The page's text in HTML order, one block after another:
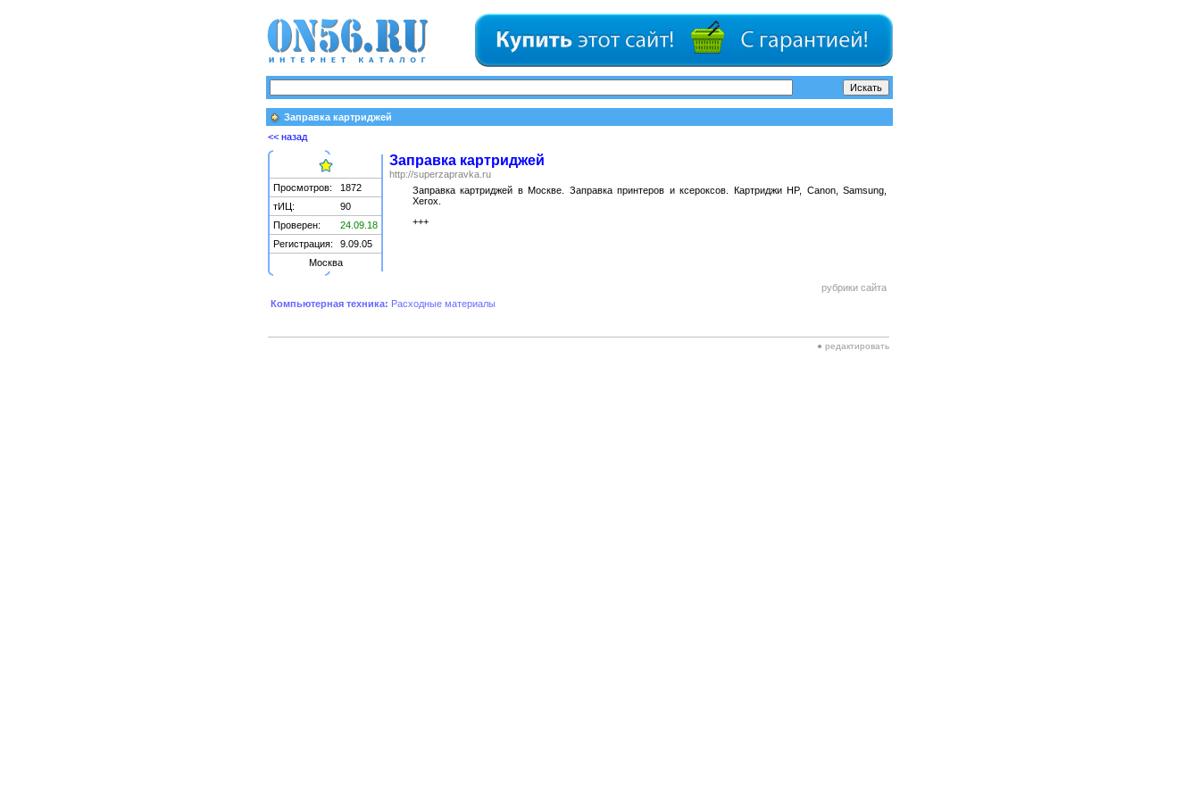
Заправка картриджей
<< назад
Просмотров:
1872
тИЦ:
90
Проверен:
24.09.18
Регистрация:
9.09.05
Москва
Заправка картриджей
http://superzapravka.ru
Заправка картриджей в Москве. Заправка принтеров и ксероксов. Картриджи HP, Canon, Samsung,
Xerox.
+++
рубрики сайта
Компьютерная техника: Расходные материалы
● редактировать